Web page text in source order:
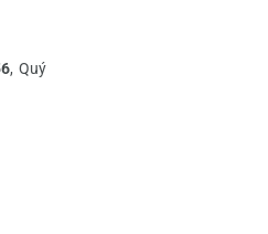
, Quý